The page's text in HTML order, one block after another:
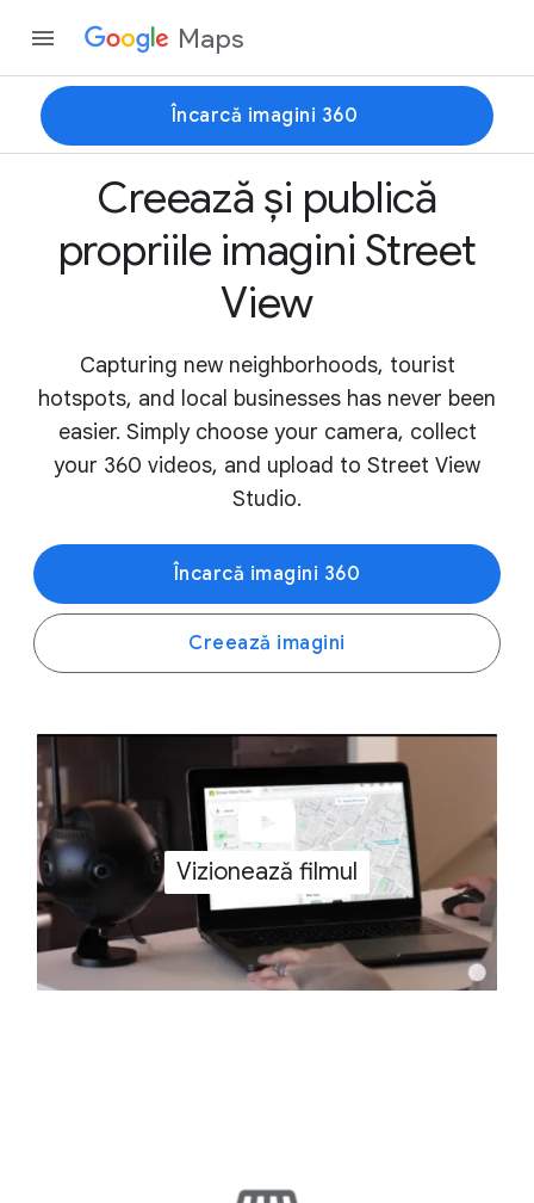
Maps
Încarcă imagini 360
Creează și publică
propriile imagini Street
View
Capturing new neighborhoods, tourist
hotspots, and local businesses has never been
easier. Simply choose your camera, collect
your 360 videos, and upload to Street View
Studio.
Încarcă imagini 360
Creează imagini
Vizionează filmul